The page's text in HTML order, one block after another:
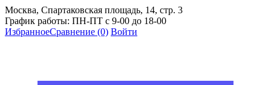
Москва, Спартаковская площадь, 14, стр. 3
График работы: ПН-ПТ с 9-00 до 18-00
ИзбранноеСравнение (0) Войти